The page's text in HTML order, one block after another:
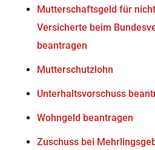
Mutterschaftsgeld für
Versicherte beim
beantragen
Mutterschutzlohn
Unterhaltsvorschuss
Wohngeld beantragen
Zuschuss bei